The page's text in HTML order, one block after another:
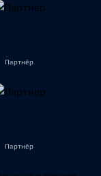
Партнёр
Партнёр